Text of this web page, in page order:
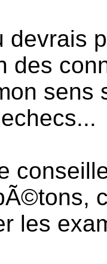
devrais
des
sens
les